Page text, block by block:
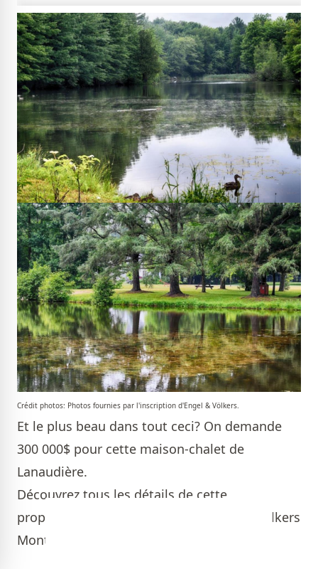
Crédit photos: Photos fournies par l'inscription d'Engel & Völkers.
Et le plus beau dans tout ceci? On demande
300 000$ pour cette maison-chalet de
Lanaudière.
Découvrez tous les détails de cette
propriété
par Candis Noble, de Engel & Völkers
Montréal